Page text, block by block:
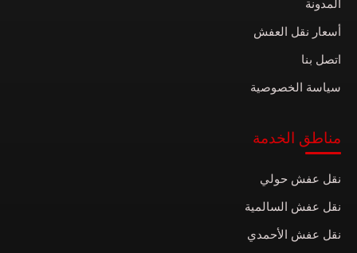
المدونة
أسعار نقل العفش
اتصل بنا
سياسة الخصوصية
مناطق الخدمة
نقل عفش حولي
نقل عفش السالمية
نقل عفش الأحمدي